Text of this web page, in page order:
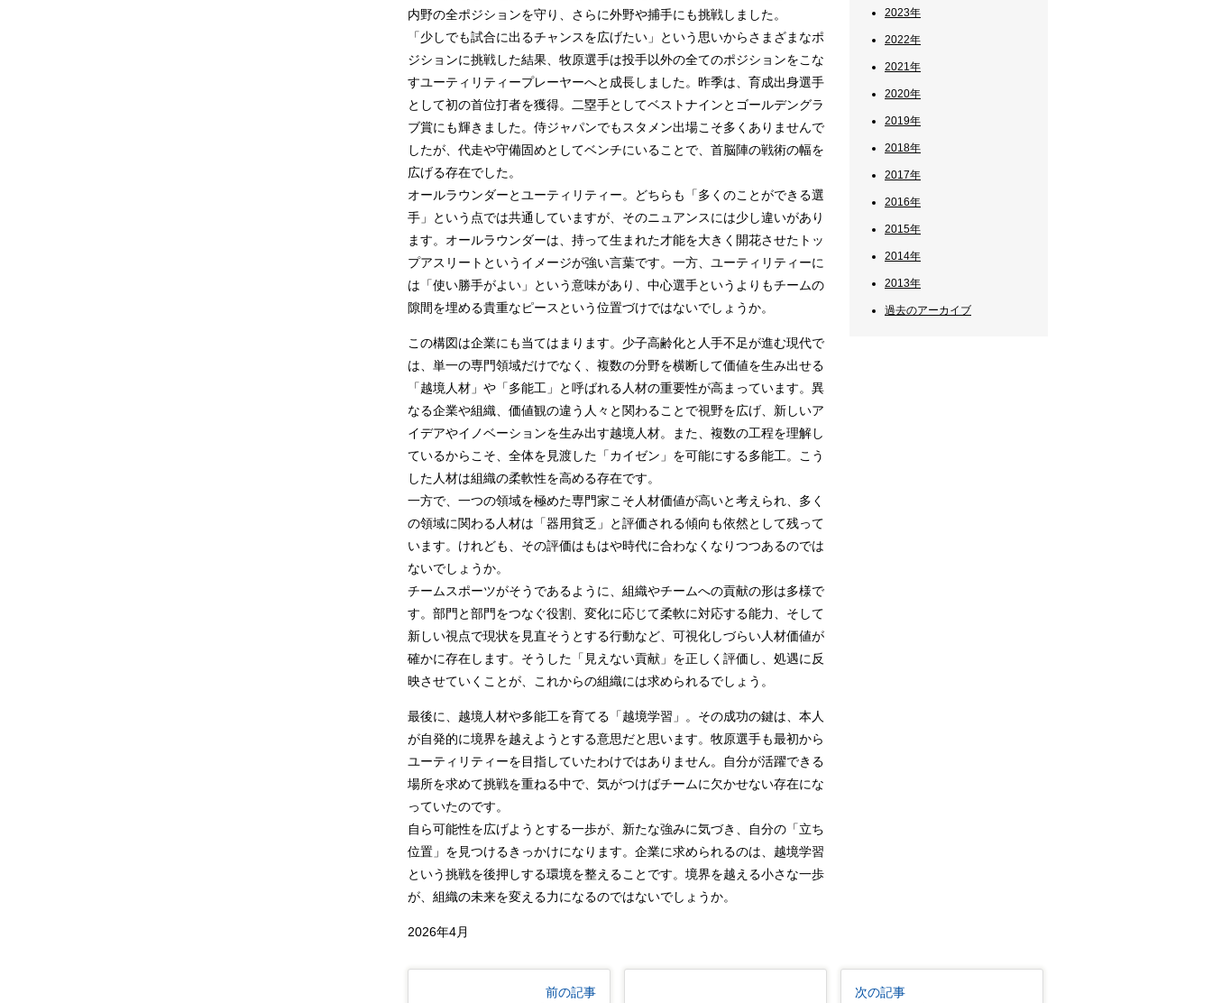
内野の全ポジションを守り、さらに外野や捕手にも挑戦しました。
「少しでも試合に出るチャンスを広げたい」という思いからさまざまなポ
ジションに挑戦した結果、牧原選手は投手以外の全てのポジションをこな
すユーティリティープレーヤーへと成長しました。昨季は、育成出身選手
として初の首位打者を獲得。二塁手としてベストナインとゴールデングラ
ブ賞にも輝きました。侍ジャパンでもスタメン出場こそ多くありませんで
したが、代走や守備固めとしてベンチにいることで、首脳陣の戦術の幅を
広げる存在でした。
オールラウンダーとユーティリティー。どちらも「多くのことができる選
手」という点では共通していますが、そのニュアンスには少し違いがあり
ます。オールラウンダーは、持って生まれた才能を大きく開花させたトッ
プアスリートというイメージが強い言葉です。一方、ユーティリティーに
は「使い勝手がよい」という意味があり、中心選手というよりもチームの
隙間を埋める貴重なピースという位置づけではないでしょうか。
この構図は企業にも当てはまります。少子高齢化と人手不足が進む現代で
は、単一の専門領域だけでなく、複数の分野を横断して価値を生み出せる
「越境人材」や「多能工」と呼ばれる人材の重要性が高まっています。異
なる企業や組織、価値観の違う人々と関わることで視野を広げ、新しいア
イデアやイノベーションを生み出す越境人材。また、複数の工程を理解し
ているからこそ、全体を見渡した「カイゼン」を可能にする多能工。こう
した人材は組織の柔軟性を高める存在です。
一方で、一つの領域を極めた専門家こそ人材価値が高いと考えられ、多く
の領域に関わる人材は「器用貧乏」と評価される傾向も依然として残って
います。けれども、その評価はもはや時代に合わなくなりつつあるのでは
ないでしょうか。
チームスポーツがそうであるように、組織やチームへの貢献の形は多様で
す。部門と部門をつなぐ役割、変化に応じて柔軟に対応する能力、そして
新しい視点で現状を見直そうとする行動など、可視化しづらい人材価値が
確かに存在します。そうした「見えない貢献」を正しく評価し、処遇に反
映させていくことが、これからの組織には求められるでしょう。
最後に、越境人材や多能工を育てる「越境学習」。その成功の鍵は、本人
が自発的に境界を越えようとする意思だと思います。牧原選手も最初から
ユーティリティーを目指していたわけではありません。自分が活躍できる
場所を求めて挑戦を重ねる中で、気がつけばチームに欠かせない存在にな
っていたのです。
自ら可能性を広げようとする一歩が、新たな強みに気づき、自分の「立ち
位置」を見つけるきっかけになります。企業に求められるのは、越境学習
という挑戦を後押しする環境を整えることです。境界を越える小さな一歩
が、組織の未来を変える力になるのではないでしょうか。
2026年4月
2023年
2022年
2021年
2020年
2019年
2018年
2017年
2016年
2015年
2014年
2013年
過去のアーカイブ
前の記事
次の記事